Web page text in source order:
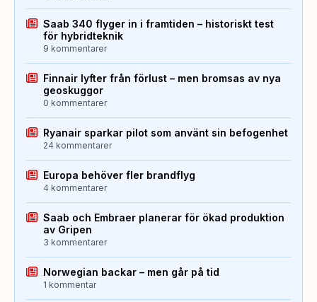
Saab 340 flyger in i framtiden – historiskt test
för hybridteknik
9 kommentarer
Finnair lyfter från förlust – men bromsas av nya
geoskuggor
0 kommentarer
Ryanair sparkar pilot som använt sin befogenhet
24 kommentarer
Europa behöver fler brandflyg
4 kommentarer
Saab och Embraer planerar för ökad produktion
av Gripen
3 kommentarer
Norwegian backar – men går på tid
1 kommentar